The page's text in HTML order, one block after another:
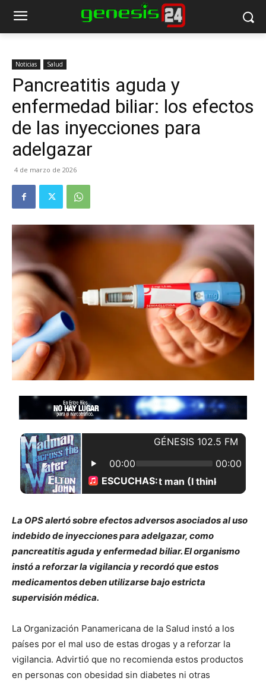
Noticias Salud
Pancreatitis aguda y
enfermedad biliar: los efectos
de las inyecciones para
adelgazar
4 de marzo de 2026
La OPS alertó sobre efectos adversos asociados al uso
indebido de inyecciones para adelgazar, como
pancreatitis aguda y enfermedad biliar. El organismo
instó a reforzar la vigilancia y recordó que estos
medicamentos deben utilizarse bajo estricta
supervisión médica.
La Organización Panamericana de la Salud instó a los
países por el mal uso de estas drogas y a reforzar la
vigilancia. Advirtió que no recomienda estos productos
en personas con obesidad sin diabetes ni otras